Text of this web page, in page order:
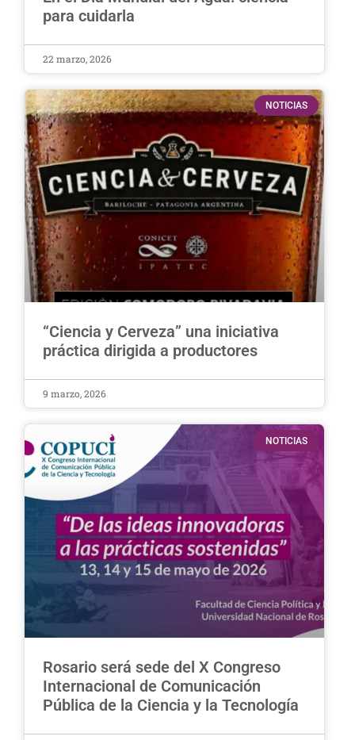
para cuidarla
22 marzo, 2026
NOTICIAS
“Ciencia y Cerveza” una iniciativa
práctica dirigida a productores
9 marzo, 2026
NOTICIAS
Rosario será sede del X Congreso
Internacional de Comunicación
Pública de la Ciencia y la Tecnología